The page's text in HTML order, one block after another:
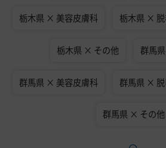
栃木県 × 美容皮膚科 栃木県 ×
栃木県 × その他 群馬
群馬県 × 美容皮膚科 群馬県 ×
群馬県 × その他